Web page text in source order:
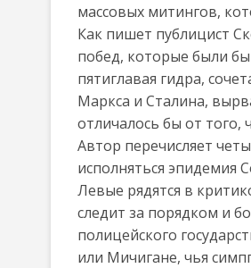
массовых митингов,
Как пишет публицист
побед, которые были
пятиглавая гидра,
Маркса и Сталина,
отличалось бы от того,
Автор перечисляет
исполняться эпидемия
Левые рядятся в
следит за порядком и
полицейского
или Мичигане, чья